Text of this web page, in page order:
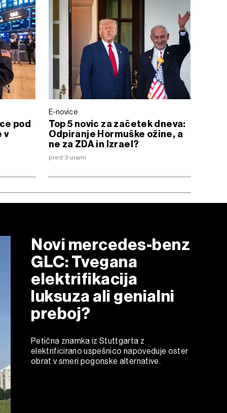
pod
v
E-novice
Top 5 novic za začetek dneva:
Odpiranje Hormuške ožine, a
ne za ZDA in Izrael?
pred 3 urami
Novi mercedes-benz
GLC: Tvegana
elektrifikacija
luksuza ali genialni
preboj?
Petična znamka iz Stuttgarta z
elektrificirano uspešnico napoveduje oster
obrat v smeri pogonske alternative.